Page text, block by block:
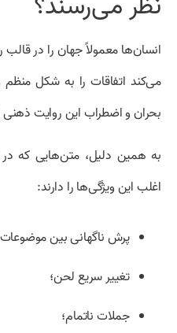
انسان‌ها معمولاً جهان را در
می‌کند اتفاقات را به شکل منظم
بحران و اضطراب این روایت ذهنی
به همین دلیل، متن‌هایی که
اغلب این ویژگی‌ها را دارند:
پرش ناگهانی بین
تغییر سریع لحن؛
جملات ناتمام؛